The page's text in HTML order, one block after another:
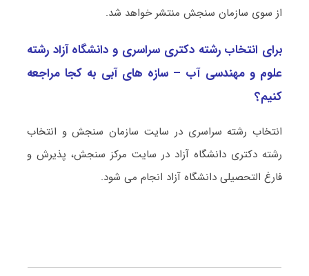
از سوی سازمان سنجش منتشر خواهد شد.
برای انتخاب رشته دکتری سراسری و دانشگاه آزاد رشته
علوم و مهندسی آب – سازه های آبی به کجا مراجعه
کنیم؟
انتخاب رشته سراسری در سایت سازمان سنجش و انتخاب
رشته دکتری دانشگاه آزاد در سایت مرکز سنجش، پذیرش و
فارغ التحصیلی دانشگاه آزاد انجام می شود.